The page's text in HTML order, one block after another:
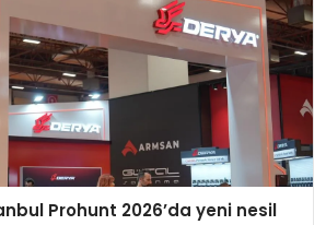
Prohunt 2026’da yeni nesil